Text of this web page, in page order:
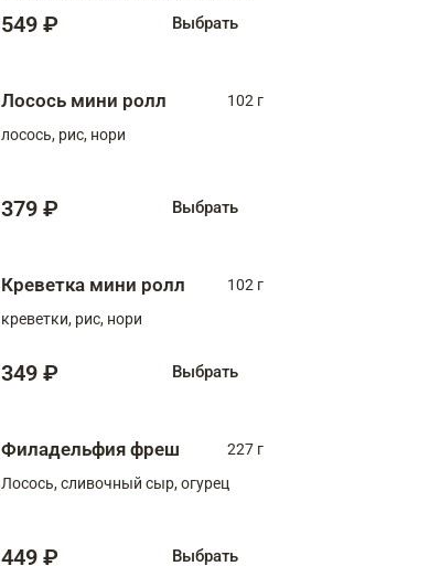
549 ₽ Выбрать
Лосось мини ролл
102 г
лосось, рис, нори
379 ₽ Выбрать
Креветка мини ролл
102 г
креветки, рис, нори
349 ₽ Выбрать
Филадельфия фреш
227 г
Лосось, сливочный сыр, огурец
449 ₽ Выбрать